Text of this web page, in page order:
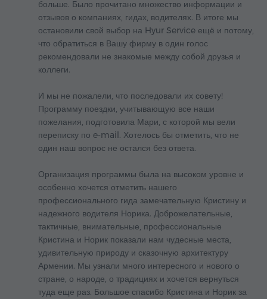
больше. Было прочитано множество информации и
отзывов о компаниях, гидах, водителях. В итоге мы
остановили свой выбор на Hyur Service ещё и потому,
что обратиться в Вашу фирму в один голос
рекомендовали не знакомые между собой друзья и
коллеги.
И мы не пожалели, что последовали их совету!
Программу поездки, учитывающую все наши
пожелания, подготовила Мари, с которой мы вели
переписку по e-mail. Хотелось бы отметить, что не
один наш вопрос не остался без ответа.
Организация программы была на высоком уровне и
особенно хочется отметить нашего
профессионального гида замечательную Кристину и
надежного водителя Норика. Доброжелательные,
тактичные, внимательные, профессиональные
Кристина и Норик показали нам чудесные места,
удивительную природу и сказочную архитектуру
Армении. Мы узнали много интересного и нового о
стране, о народе, о традициях и хочется вернуться
туда еще раз. Большое спасибо Кристина и Норик за